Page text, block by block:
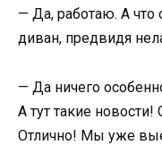
— Да, работаю. А что
диван, предвидя
— Да ничего
А тут такие
Отлично! Мы уже